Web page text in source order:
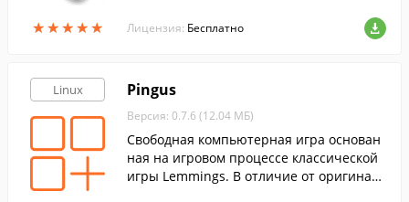
★★★★★
★★★★★
и т.п.
Лицензия: Бесплатно
Linux Pingus
Версия: 0.7.6 (12.04 МБ)
Cвободная компьютерная игра основан
ная на игровом процессе классической
игры Lemmings. В отличие от оригинала